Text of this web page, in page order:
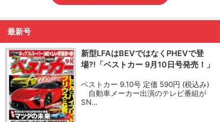
最新号
新型LFAはBEVではなくPHEVで登
場?!「ベストカー 9月10日号発売！」
ベストカー 9.10号 定価 590円 (税込み)
自動車メーカー出演のテレビ番組が
SN…